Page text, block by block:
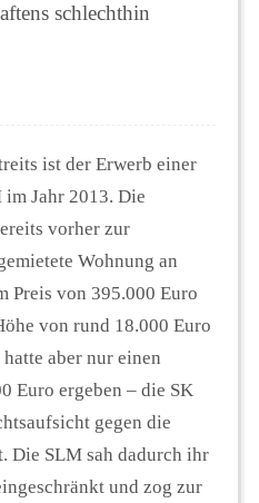
schlechthin
ist der Erwerb einer
Jahr 2013. Die
vorher zur
Wohnung an
Preis von 395.000 Euro
von rund 18.000 Euro
aber nur einen
Euro ergeben – die SK
gegen die
Die SLM sah dadurch ihr
und zog zur